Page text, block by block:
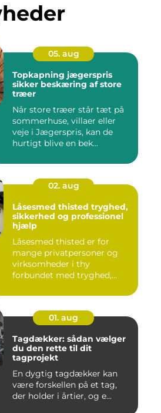
05. aug
Topkapning jægerspris
sikker beskæring af store
træer
Når store træer står tæt på
sommerhuse, villaer eller
veje i Jægerspris, kan de
hurtigt blive en bek...
02. aug
Låsesmed thisted tryghed,
sikkerhed og professionel
hjælp
Låsesmed thisted er for
mange privatpersoner og
virksomheder i thy
forbundet med tryghed,
01. aug
Tagdækker: sådan vælger
du den rette til dit
tagprojekt
En dygtig tagdækker kan
være forskellen på et tag,
der holder i årtier, og e...